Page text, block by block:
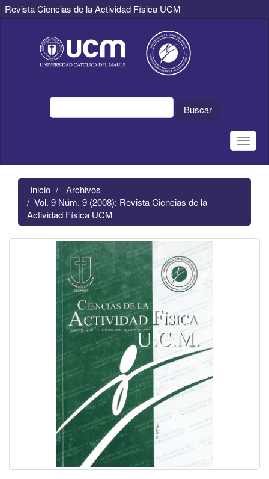
Revista Ciencias de la Actividad Física UCM
principal
Contenido
principal
Buscar
Toggle
Inicio
Archivos
Vol. 9 Núm. 9 (2008): Revista Ciencias de la
Actividad Física UCM